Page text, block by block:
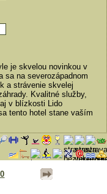
je skvelou novinkou v
sa na severozápadnom
a strávenie skvelej
Kvalitné služby,
v blízkosti Lido
tento hotel stane vaším